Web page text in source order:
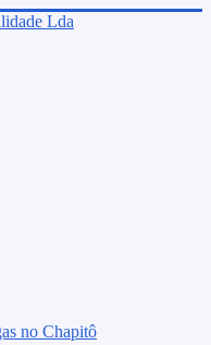
no Chapitô